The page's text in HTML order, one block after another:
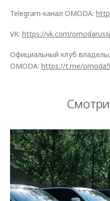
Telegram-канал OMODA:
VK: https://vk.com/
Официальный клуб
OMODA: https://t.me/